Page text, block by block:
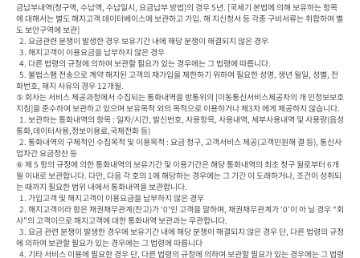
금납부내역(청구액, 수납액, 수납일시, 요금납부 방법)의 경우 5년. [국세기 본법에 의해 보유하는 항목
에 대해서는 별도 해지고객 데이터베이스에 보관하고 가입. 해 지신청서 등 각종 구비서류는 취합하여 별
도 보안구역에 보관]
화번호, 해지 사유의 경우 12개월.
⑤ 회사는 서비스 제공과정에서 수집되는 통화내역을 방통위의 [이동통신서비스제공자의 개 인정보보호
지침]을 준수하여 보관하고 있으며 보유목적 외의 목적으로 이용하거나 제3자 에게 제공하지 않습니다.
통화,데이터사용,정보이용료,국제전화 등)
업자간 요금정산 등
⑥ 제 5 항의 규정에 의한 통화내역의 보유기간 및 이용기간은 해당 통화내역의 최초 청구 월로부터 6개
월 이내로 보관합니다. 다만, 다음 각 호의 1에 해당하는 경우에는 그 기간 이 도래하거나, 조건이 성취되
는 때까지 필요한 범위 내에서 통화내역을 보관합니다.
사”의 고객이므로 해지고객에 대한 통화내역 보관과는 무관합니다.
에 의하여 보관할 필요가 있는 경우에는 그 법령에 따릅니다